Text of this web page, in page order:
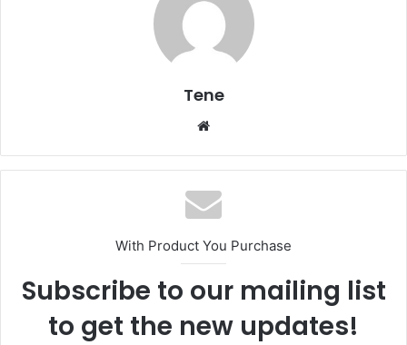
Tene
Website
With Product You Purchase
Subscribe to our mailing list
to get the new updates!